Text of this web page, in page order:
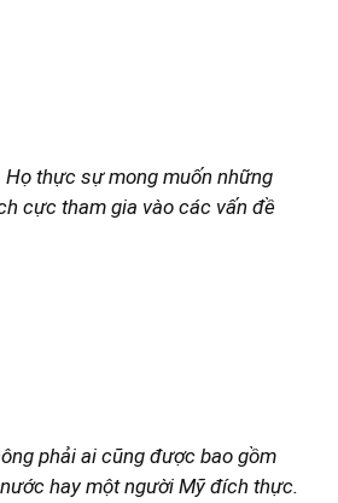
Họ thực sự mong muốn những
cực tham gia vào các vấn đề
phải ai cũng được bao gồm
hay một người Mỹ đích thực.